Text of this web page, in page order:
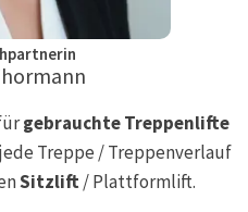
gebrauchte Treppenlifte
Treppe / Treppenverlauf
Sitzlift/ Plattformlift.